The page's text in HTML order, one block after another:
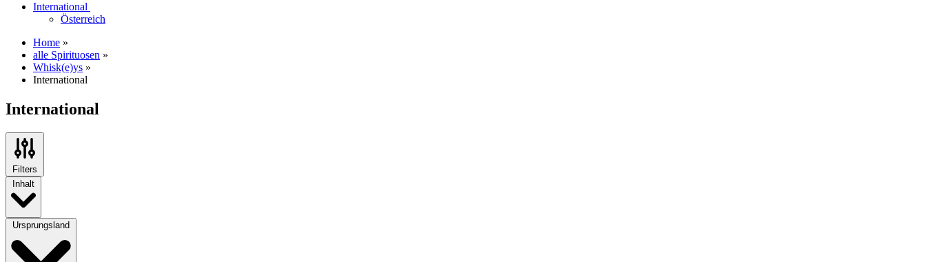
International
Österreich
Home »
alle Spirituosen »
Whisk(e)ys »
International
International
Filters
Inhalt
Ursprungsland